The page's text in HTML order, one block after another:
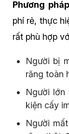
Phương
phí rẻ, thực
rất phù hợp
Người bị
răng toàn
Người lớn
kiện cấy
Người